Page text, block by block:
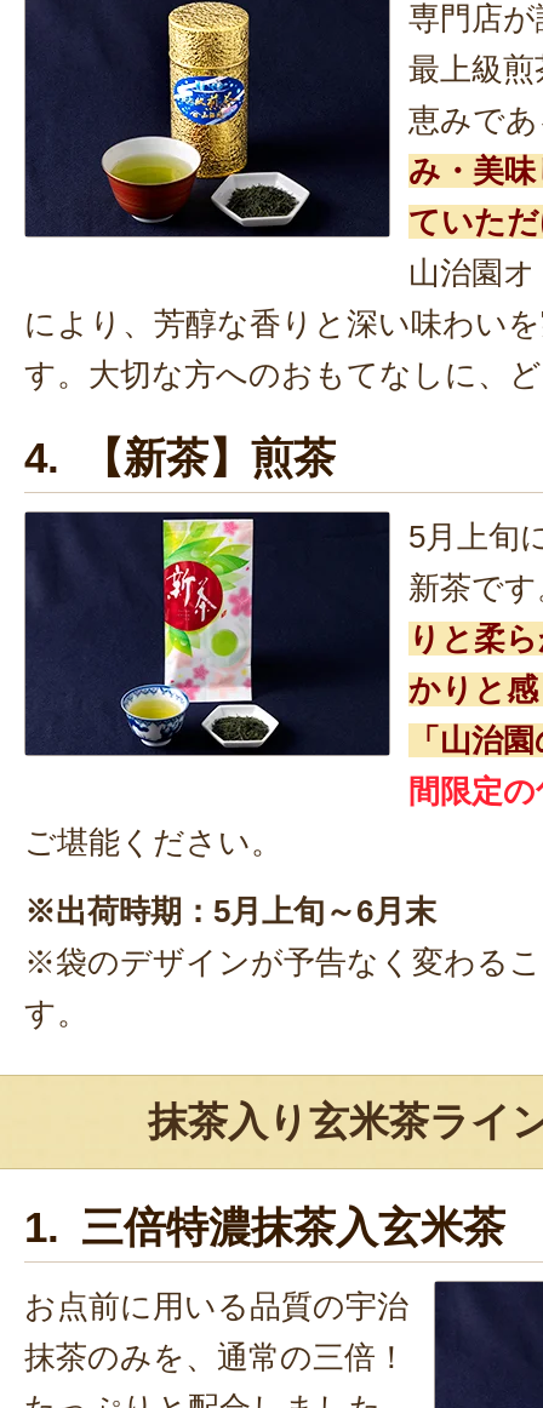
専門店
最上級
恵みで
み・美
ていた
山治園
により、芳醇な香りと深い味わい
す。大切な方へのおもてなしに、
4. 【新茶】煎茶
5月上旬
新茶で
りと柔
かりと
「山治
間限定
ご堪能ください。
※出荷時期：5月上旬～6月末
※袋のデザインが予告なく変わる
す。
抹茶入り玄米茶ライ
1. 三倍特濃抹茶入玄米茶
お点前に用いる品質の宇治
抹茶のみを、通常の三倍！